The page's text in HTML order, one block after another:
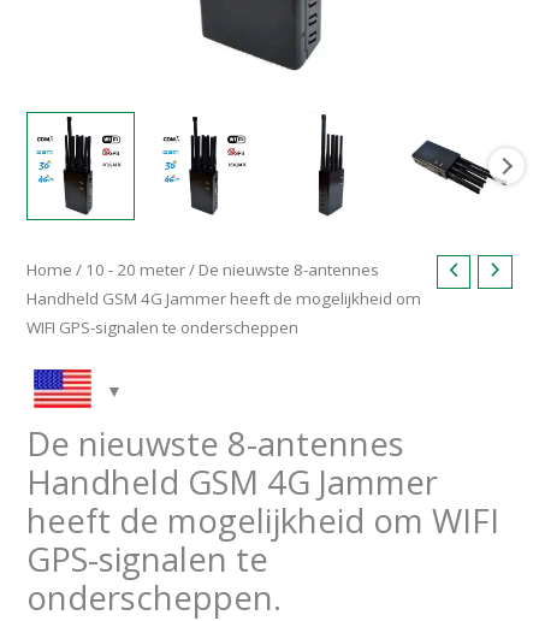
Home / 10 - 20 meter/ De nieuwste 8-antennes
Handheld GSM 4G Jammer heeft de mogelijkheid om
WIFI GPS-signalen te onderscheppen
De nieuwste 8-antennes
Handheld GSM 4G Jammer
heeft de mogelijkheid om WIFI
GPS-signalen te
onderscheppen.